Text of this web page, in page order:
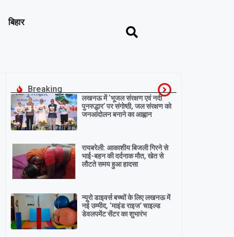
बिहार
Breaking
लखनऊ में ‘भूजल संरक्षण एवं नदी
पुनरुद्धार’ पर संगोष्ठी, जल संरक्षण को
जनआंदोलन बनाने का आह्वान
रायबरेली: आकाशीय बिजली गिरने से
भाई-बहन की दर्दनाक मौत, खेत से
लौटते समय हुआ हादसा
न्यूरो डाइवर्स बच्चों के लिए लखनऊ में
नई उम्मीद, ‘माइंड राइज’ चाइल्ड
डेवलपमेंट सेंटर का शुभारंभ